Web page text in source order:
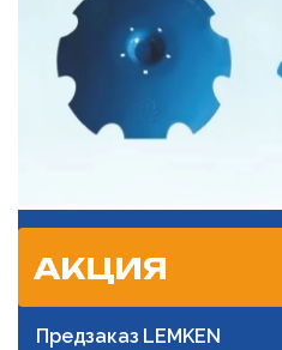
АКЦИЯ
Предзаказ LEMKEN